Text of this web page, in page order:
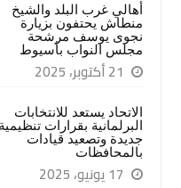
أهالي غرب البلد والشيخ
منطاش يحتفون بزيارة
نجوى يوسف مرشحة
مجلس النواب بأسيوط
21 أكتوبر، 2025
الاتحاد يستعد للانتخابات
البرلمانية بقرارات تنظيمية
جديدة وتصعيد قيادات
بالمحافظات
17 يونيو، 2025